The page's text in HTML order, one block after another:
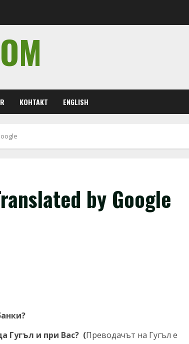
КОНТАКТ ENGLISH
by Google
Гугъл и при Вас? (Преводачът на Гугъл е